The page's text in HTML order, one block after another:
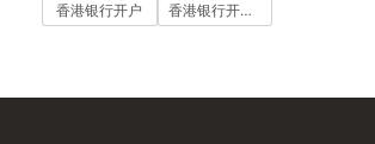
香港银行开户
香港银行开户流程